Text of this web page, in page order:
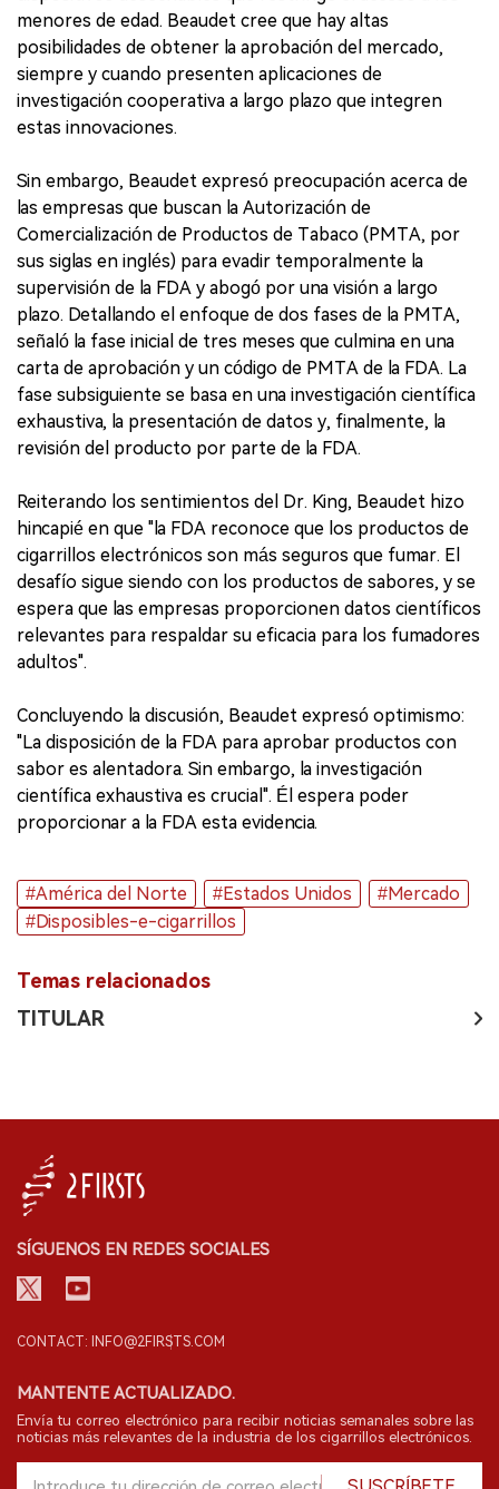
menores de edad. Beaudet cree que hay altas
posibilidades de obtener la aprobación del mercado,
siempre y cuando presenten aplicaciones de
investigación cooperativa a largo plazo que integren
estas innovaciones.
Sin embargo, Beaudet expresó preocupación acerca de
las empresas que buscan la Autorización de
Comercialización de Productos de Tabaco (PMTA, por
sus siglas en inglés) para evadir temporalmente la
supervisión de la FDA y abogó por una visión a largo
plazo. Detallando el enfoque de dos fases de la PMTA,
señaló la fase inicial de tres meses que culmina en una
carta de aprobación y un código de PMTA de la FDA. La
fase subsiguiente se basa en una investigación científica
exhaustiva, la presentación de datos y, finalmente, la
revisión del producto por parte de la FDA.
Reiterando los sentimientos del Dr. King, Beaudet hizo
hincapié en que "la FDA reconoce que los productos de
cigarrillos electrónicos son más seguros que fumar. El
desafío sigue siendo con los productos de sabores, y se
espera que las empresas proporcionen datos científicos
relevantes para respaldar su eficacia para los fumadores
adultos".
Concluyendo la discusión, Beaudet expresó optimismo:
"La disposición de la FDA para aprobar productos con
sabor es alentadora. Sin embargo, la investigación
científica exhaustiva es crucial". Él espera poder
proporcionar a la FDA esta evidencia.
#América del Norte #Estados Unidos
#Mercado
#Disposibles-e-cigarrillos
Temas relacionados
TITULAR
SÍGUENOS EN REDES SOCIALES
CONTACT: INFO@2FIRSTS.COM
MANTENTE ACTUALIZADO.
Envía tu correo electrónico para recibir noticias semanales sobre las
noticias más relevantes de la industria de los cigarrillos electrónicos.